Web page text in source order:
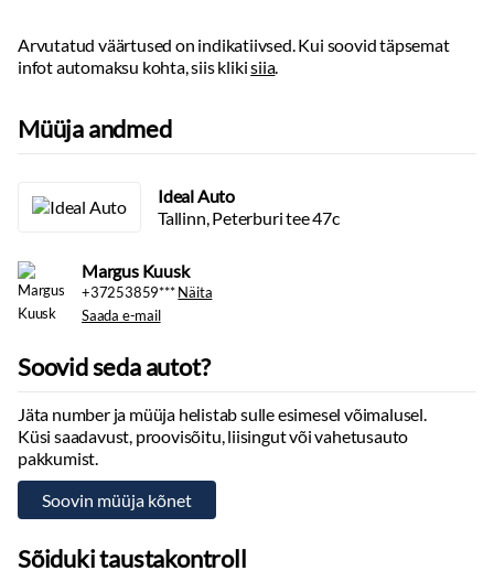
Arvutatud väärtused on indikatiivsed. Kui soovid täpsemat
infot automaksu kohta, siis klikisiia.
Müüja andmed
Ideal Auto
Tallinn, Peterburi tee 47c
Margus Kuusk
+37253859***Näita
Saada e-mail
Soovid seda autot?
Jäta number ja müüja helistab sulle esimesel võimalusel.
Küsi saadavust, proovisõitu, liisingut või vahetusauto
pakkumist.
Sõiduki taustakontroll